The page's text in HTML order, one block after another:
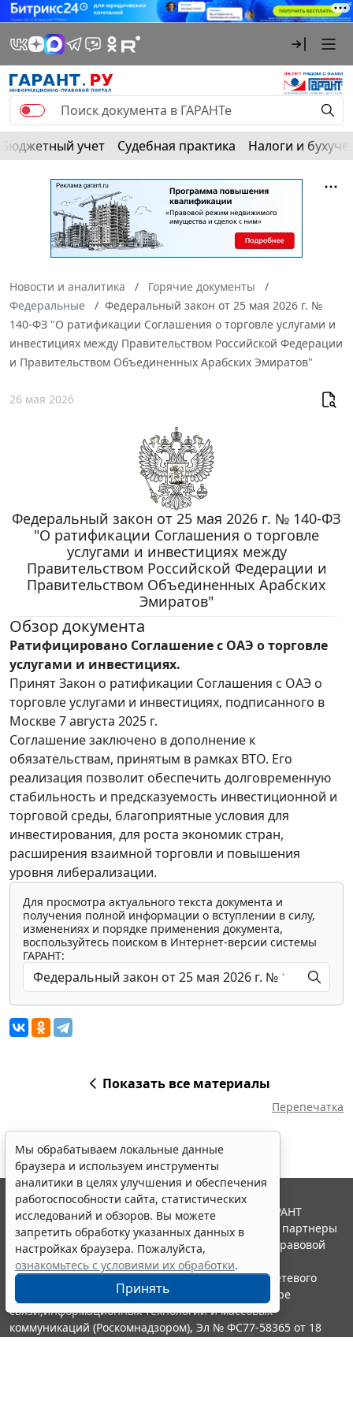
Бюджетный учет Судебная практика Налоги и
Новости и аналитика
Горячие документы
Федеральные
Федеральный закон от 25 мая 2026 г. №
140-ФЗ "О ратификации Соглашения о торговле услугами и
инвестициях между Правительством Российской Федерации
и Правительством Объединенных Арабских Эмиратов"
26 мая 2026
Федеральный закон от 25 мая 2026 г. № 140-ФЗ
"О ратификации Соглашения о торговле
услугами и инвестициях между
Правительством Российской Федерации и
Правительством Объединенных Арабских
Эмиратов"
Обзор документа
Ратифицировано Соглашение с ОАЭ о торговле
услугами и инвестициях.
Принят Закон о ратификации Соглашения с ОАЭ о
торговле услугами и инвестициях, подписанного в
Москве 7 августа 2025 г.
Соглашение заключено в дополнение к
обязательствам, принятым в рамках ВТО. Его
реализация позволит обеспечить долговременную
стабильность и предсказуемость инвестиционной и
торговой среды, благоприятные условия для
инвестирования, для роста экономик стран,
расширения взаимной торговли и повышения
уровня либерализации.
Для просмотра актуального текста документа и
получения полной информации о вступлении в силу,
изменениях и порядке применения документа,
воспользуйтесь поиском в Интернет-версии системы
ГАРАНТ:
Показать все материалы
Перепечатка
Мы обрабатываем локальные данные
браузера и используем инструменты
аналитики в целях улучшения и обеспечения
работоспособности сайта, статистических
исследований и обзоров. Вы можете
запретить обработку указанных данных в
настройках браузера. Пожалуйста,
ознакомьтесь с условиями их обработки.
Принять
© ООО "НПП "ГАРАНТ-СЕРВИС", 2026. Система ГАРАНТ
выпускается с 1990 года. Компания "Гарант" и ее партнеры
являются участниками Российской ассоциации правовой
информации ГАРАНТ.
Портал ГАРАНТ.РУ зарегистрирован в качестве сетевого
издания Федеральной службой по надзору в сфере
связи,информационных технологий и массовых
коммуникаций (Роскомнадзором), Эл № ФС77-58365 от 18